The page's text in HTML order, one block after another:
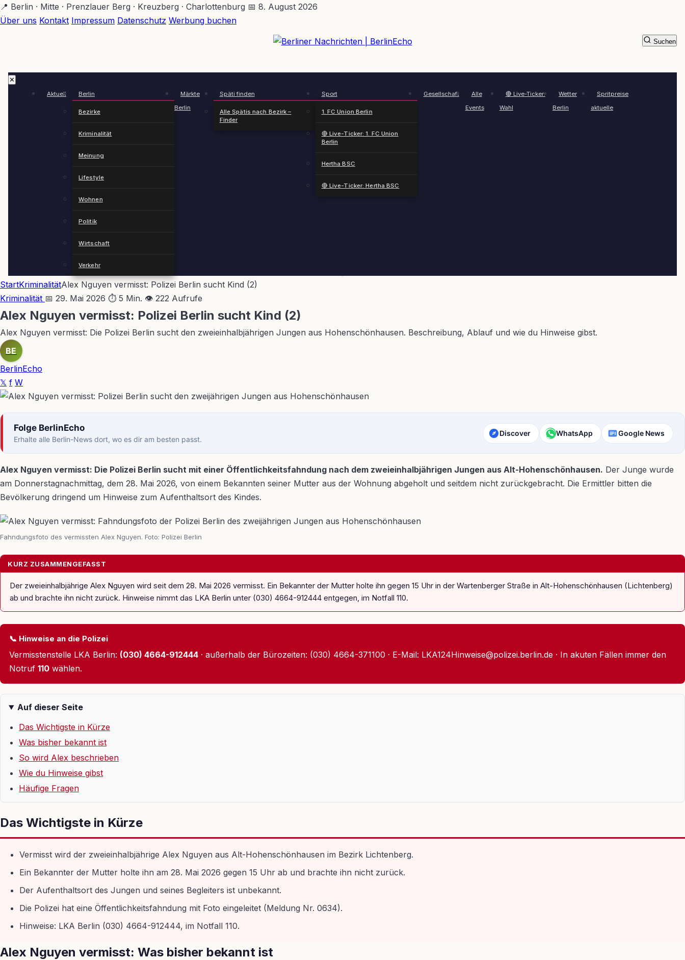
Zum
Hauptinhalt
📍 Berlin · Mitte · Prenzlauer Berg · Kreuzberg · Charlottenburg 📅 8. August 2026
Über uns Kontakt Impressum Datenschutz Werbung buchen
✕
Aktuell Berlin
Bezirke
Kriminalität
Meinung
Lifestyle
Wohnen
Politik
Wirtschaft
Verkehr
Märkte
Berlin
Späti finden
Alle Spätis nach Bezirk –
Finder
Sport
1. FC Union Berlin
🔴 Live-Ticker: 1. FC Union
Berlin
Hertha BSC
🔴 Live-Ticker: Hertha BSC
Gesellschaft
Alle
Events
🔴 Live-Ticker:
Wahl
Wetter
Berlin
Spritpreise
aktuelle
Suchen
StartKriminalitätAlex Nguyen vermisst: Polizei Berlin sucht Kind (2)
Kriminalität 📅 29. Mai 2026 ⏱ 5 Min. 👁 222 Aufrufe
Alex Nguyen vermisst: Polizei Berlin sucht Kind (2)
Alex Nguyen vermisst: Die Polizei Berlin sucht den zweieinhalbjährigen Jungen aus Hohenschönhausen. Beschreibung, Ablauf und wie du Hinweise gibst.
BE
BerlinEcho
𝕏 f W
Folge BerlinEcho
Erhalte alle Berlin-News dort, wo es dir am besten passt.
Discover WhatsApp Google News
Alex Nguyen vermisst: Die Polizei Berlin sucht mit einer Öffentlichkeitsfahndung nach dem zweieinhalbjährigen Jungen aus Alt-Hohenschönhausen. Der Junge wurde
am Donnerstagnachmittag, dem 28. Mai 2026, von einem Bekannten seiner Mutter aus der Wohnung abgeholt und seitdem nicht zurückgebracht. Die Ermittler bitten die
Bevölkerung dringend um Hinweise zum Aufenthaltsort des Kindes.
Fahndungsfoto des vermissten Alex Nguyen. Foto: Polizei Berlin
KURZ ZUSAMMENGEFASST
Der zweieinhalbjährige Alex Nguyen wird seit dem 28. Mai 2026 vermisst. Ein Bekannter der Mutter holte ihn gegen 15 Uhr in der Wartenberger Straße in Alt-Hohenschönhausen (Lichtenberg)
ab und brachte ihn nicht zurück. Hinweise nimmt das LKA Berlin unter (030) 4664-912444 entgegen, im Notfall 110.
📞 Hinweise an die Polizei
Vermisstenstelle LKA Berlin: (030) 4664-912444 · außerhalb der Bürozeiten: (030) 4664-371100 · E-Mail: LKA124Hinweise@polizei.berlin.de · In akuten Fällen immer den
Notruf 110 wählen.
Auf dieser Seite
Das Wichtigste in Kürze
Was bisher bekannt ist
So wird Alex beschrieben
Wie du Hinweise gibst
Häufige Fragen
Das Wichtigste in Kürze
Vermisst wird der zweieinhalbjährige Alex Nguyen aus Alt-Hohenschönhausen im Bezirk Lichtenberg.
Ein Bekannter der Mutter holte ihn am 28. Mai 2026 gegen 15 Uhr ab und brachte ihn nicht zurück.
Der Aufenthaltsort des Jungen und seines Begleiters ist unbekannt.
Die Polizei hat eine Öffentlichkeitsfahndung mit Foto eingeleitet (Meldung Nr. 0634).
Hinweise: LKA Berlin (030) 4664-912444, im Notfall 110.
Alex Nguyen vermisst: Was bisher bekannt ist